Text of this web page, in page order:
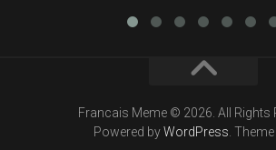
Francais Meme © 2026. All Rights
Powered byWordPress .